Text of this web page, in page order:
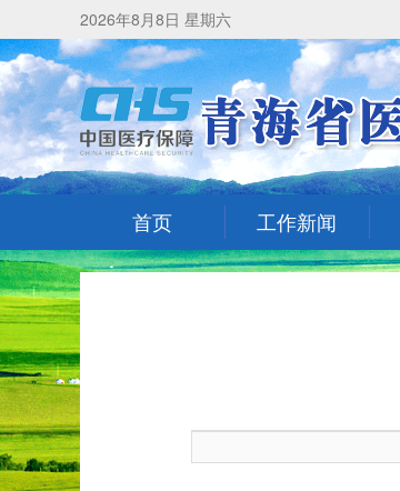
2026年8月8日 星期六
首页 工作新闻